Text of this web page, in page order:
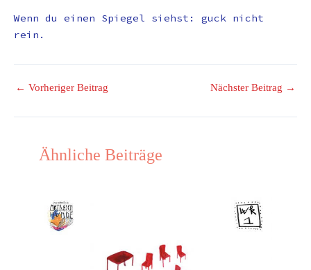
Wenn du einen Spiegel siehst: guck nicht
rein.
← Vorheriger Beitrag Nächster Beitrag →
Ähnliche Beiträge